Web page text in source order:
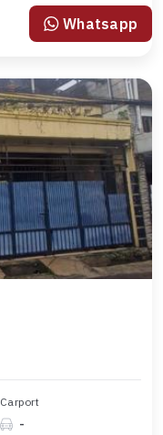
Whatsapp
Carport
-